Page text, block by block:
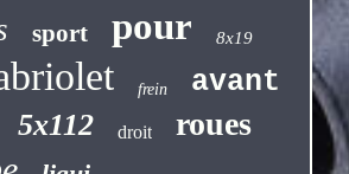
sport pour 8x19
frein avant
5x112 droit roues